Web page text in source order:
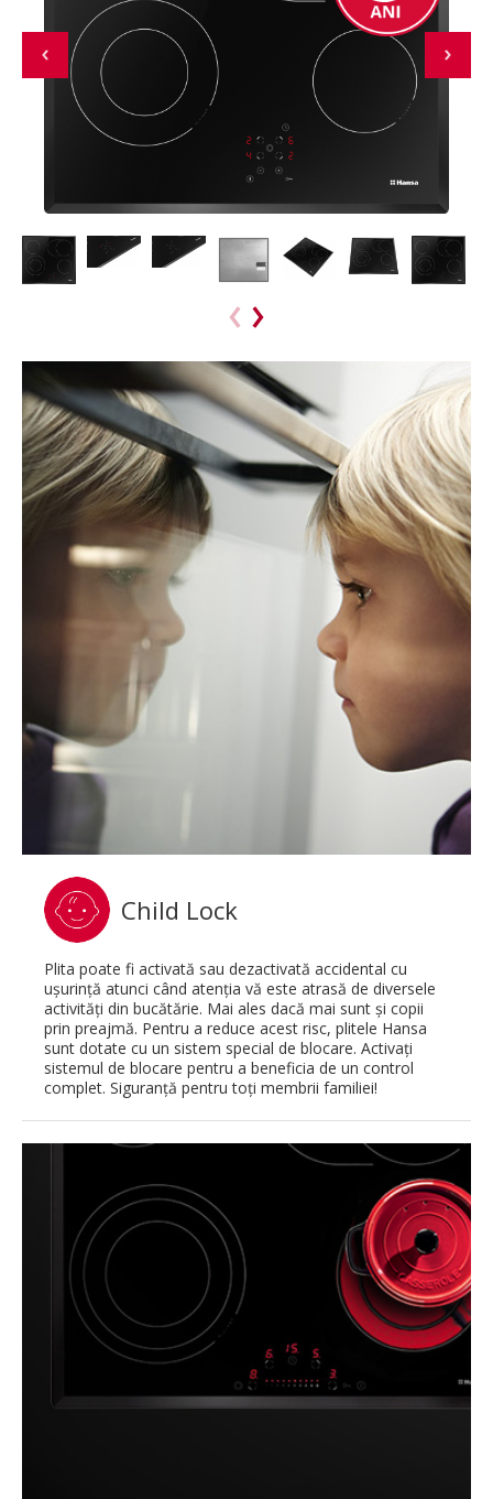
Child Lock
Plita poate fi activată sau dezactivată accidental cu
uşurinţă atunci când atenţia vă este atrasă de diversele
activităţi din bucătărie. Mai ales dacă mai sunt şi copii
prin preajmă. Pentru a reduce acest risc, plitele Hansa
sunt dotate cu un sistem special de blocare. Activaţi
sistemul de blocare pentru a beneficia de un control
complet. Siguranţă pentru toţi membrii familiei!